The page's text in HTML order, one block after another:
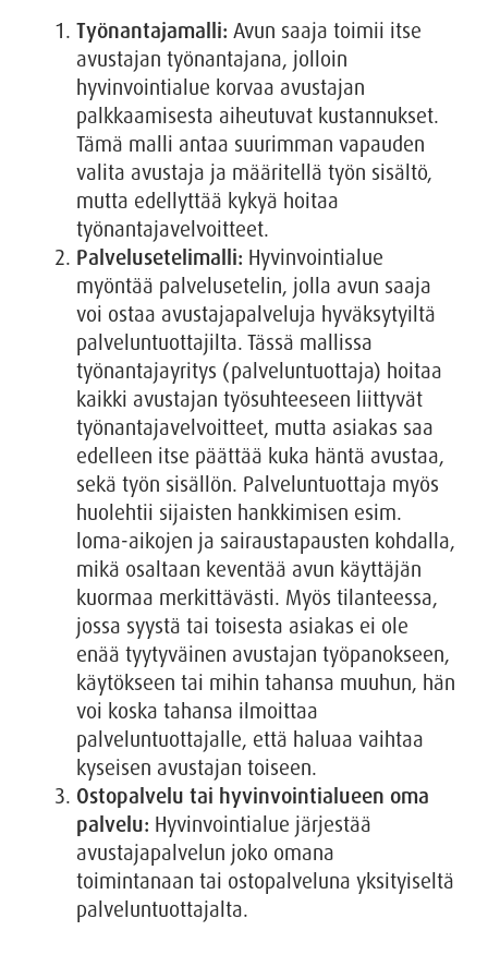
Työnantajamalli: Avun saaja toimii itse
avustajan työnantajana, jolloin
hyvinvointialue korvaa avustajan
palkkaamisesta aiheutuvat kustannukset.
Tämä malli antaa suurimman vapauden
valita avustaja ja määritellä työn sisältö,
mutta edellyttää kykyä hoitaa
työnantajavelvoitteet.
Palvelusetelimalli: Hyvinvointialue
myöntää palvelusetelin, jolla avun saaja
voi ostaa avustajapalveluja hyväksytyiltä
palveluntuottajilta. Tässä mallissa
työnantajayritys (palveluntuottaja) hoitaa
kaikki avustajan työsuhteeseen liittyvät
työnantajavelvoitteet, mutta asiakas saa
edelleen itse päättää kuka häntä avustaa,
sekä työn sisällön. Palveluntuottaja myös
huolehtii sijaisten hankkimisen esim.
loma-aikojen ja sairaustapausten kohdalla,
mikä osaltaan keventää avun käyttäjän
kuormaa merkittävästi. Myös tilanteessa,
jossa syystä tai toisesta asiakas ei ole
enää tyytyväinen avustajan työpanokseen,
käytökseen tai mihin tahansa muuhun, hän
voi koska tahansa ilmoittaa
palveluntuottajalle, että haluaa vaihtaa
kyseisen avustajan toiseen.
Ostopalvelu tai hyvinvointialueen oma
palvelu: Hyvinvointialue järjestää
avustajapalvelun joko omana
toimintanaan tai ostopalveluna yksityiseltä
palveluntuottajalta.